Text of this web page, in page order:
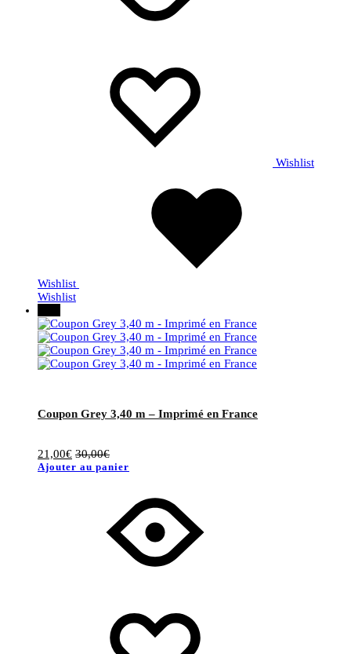
Wishlist
Wishlist
Wishlist
Coupon Grey 3,40 m – Imprimé en France
21,00€ 30,00€
Ajouter au panier